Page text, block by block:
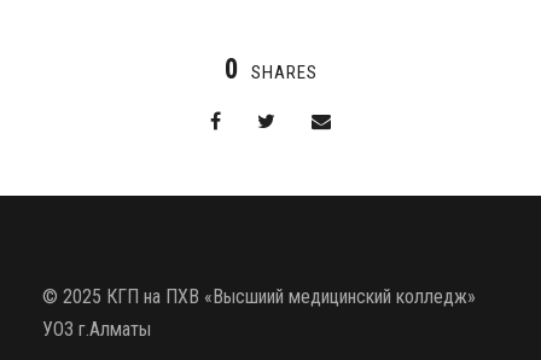
0 SHARES
© 2025 КГП на ПХВ «Высшиий медицинский колледж»
УОЗ г.Алматы